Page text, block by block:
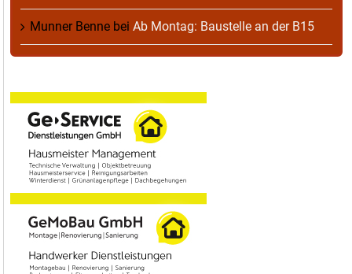
Munner Benne bei Ab Montag: Baustelle an der B15